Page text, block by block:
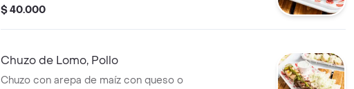
salsa de la casa
$ 40.000
Chuzo de Lomo, Pollo
Chuzo con arepa de maíz con queso o